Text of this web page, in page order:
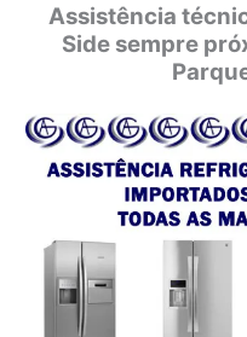
Assistência
Side sempre